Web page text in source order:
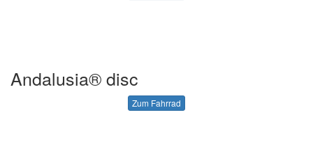
Andalusia® disc
Zum Fahrrad